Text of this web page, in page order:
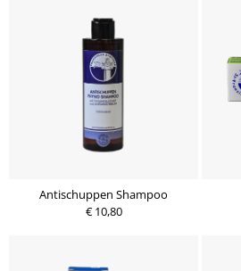
Antischuppen Shampoo
€ 10,80